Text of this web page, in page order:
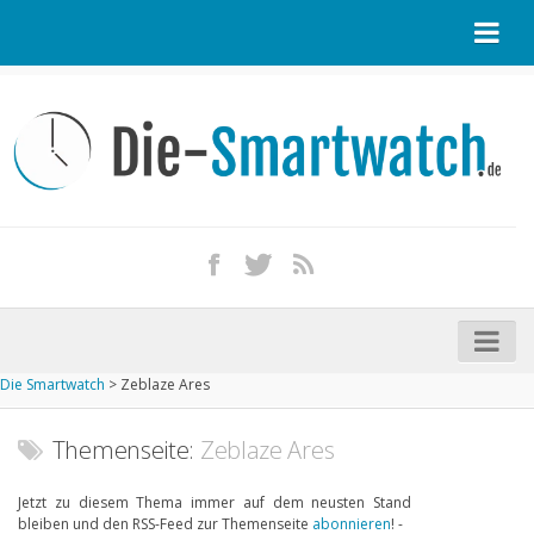
Kontakt / Tipp geben
Impressum
iPhone kaufen
Startseite
Aktuelle Smartwatches im Test
Die Smartwatch > Zeblaze Ares
Themenseite: Zeblaze Ares
Jetzt zu diesem Thema immer auf dem neusten Stand
bleiben und den RSS-Feed zur Themenseite abonnieren! -